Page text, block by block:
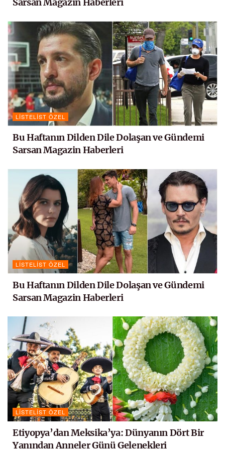
Sarsan Magazin Haberleri
LISTELIST ÖZEL
Bu Haftanın Dilden Dile Dolaşan ve Gündemi
Sarsan Magazin Haberleri
LISTELIST ÖZEL
Bu Haftanın Dilden Dile Dolaşan ve Gündemi
Sarsan Magazin Haberleri
LISTELIST ÖZEL
Etiyopya’dan Meksika’ya: Dünyanın Dört Bir
Yanından Anneler Günü Gelenekleri